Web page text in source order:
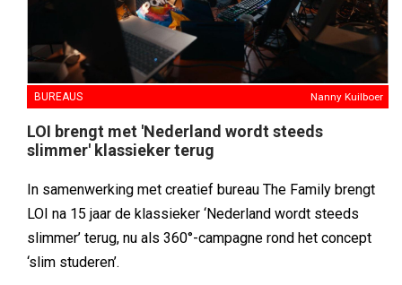
BUREAUS Nanny Kuilboer
LOI brengt met 'Nederland wordt steeds
slimmer' klassieker terug
In samenwerking met creatief bureau The Family brengt
LOI na 15 jaar de klassieker ‘Nederland wordt steeds
slimmer’ terug, nu als 360°-campagne rond het concept
‘slim studeren’.